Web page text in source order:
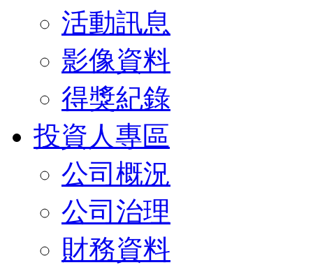
活動訊息
影像資料
得獎紀錄
投資人專區
公司概況
公司治理
財務資料